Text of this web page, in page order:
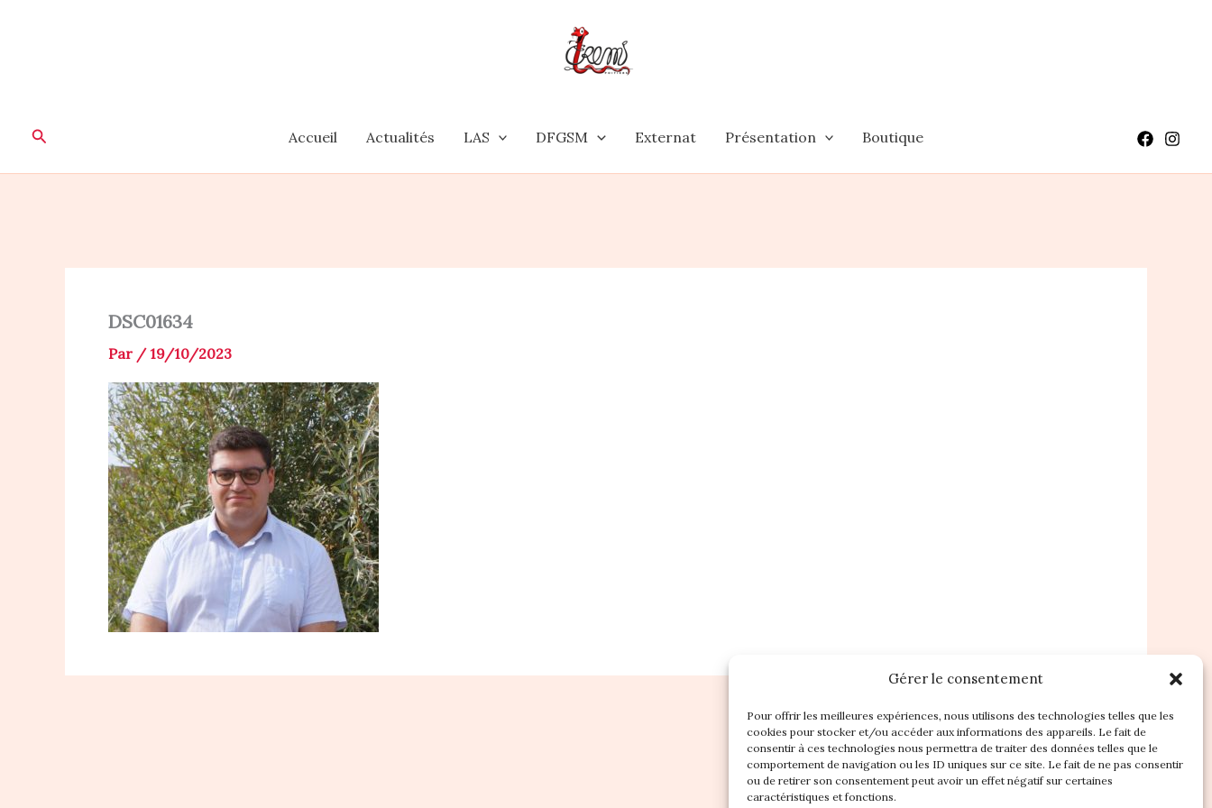
Gérer le consentement
Pour offrir les meilleures expériences, nous utilisons des technologies telles que les
cookies pour stocker et/ou accéder aux informations des appareils. Le fait de
consentir à ces technologies nous permettra de traiter des données telles que le
comportement de navigation ou les ID uniques sur ce site. Le fait de ne pas consentir
ou de retirer son consentement peut avoir un effet négatif sur certaines
caractéristiques et fonctions.
Rechercher Accueil Actualités LAS DFGSM Externat Présentation Boutique
DSC01634
Par /19/10/2023